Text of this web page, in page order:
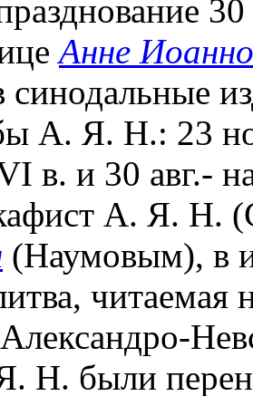
Анне
синодальные
А. Я. Н.: 23
в. и 30 авг.-
А. Я. Н.
(Наумовым), в
Н. были